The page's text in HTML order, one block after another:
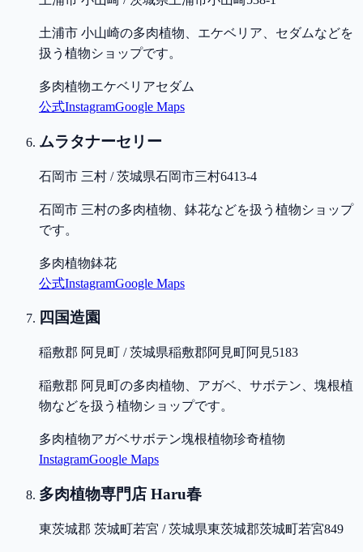
土浦市 小山崎の多肉植物、エケベリア、セダムなどを
扱う植物ショップです。
多肉植物エケベリアセダム
公式InstagramGoogle Maps
ムラタナーセリー
石岡市 三村 / 茨城県石岡市三村6413-4
石岡市 三村の多肉植物、鉢花などを扱う植物ショップ
です。
多肉植物鉢花
公式InstagramGoogle Maps
四国造園
稲敷郡 阿見町 / 茨城県稲敷郡阿見町阿見5183
稲敷郡 阿見町の多肉植物、アガベ、サボテン、塊根植
物などを扱う植物ショップです。
多肉植物アガベサボテン塊根植物珍奇植物
InstagramGoogle Maps
多肉植物専門店 Haru春
東茨城郡 茨城町若宮 / 茨城県東茨城郡茨城町若宮849